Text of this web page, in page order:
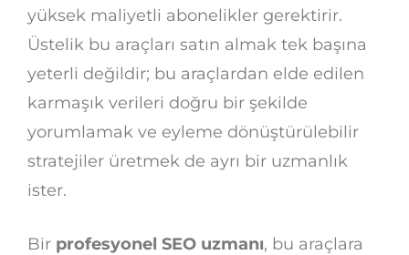
yüksek maliyetli abonelikler gerektirir.
Üstelik bu araçları satın almak tek başına
yeterli değildir; bu araçlardan elde edilen
karmaşık verileri doğru bir şekilde
yorumlamak ve eyleme dönüştürülebilir
stratejiler üretmek de ayrı bir uzmanlık
ister.
Bir profesyonel SEO uzmanı, bu araçlara